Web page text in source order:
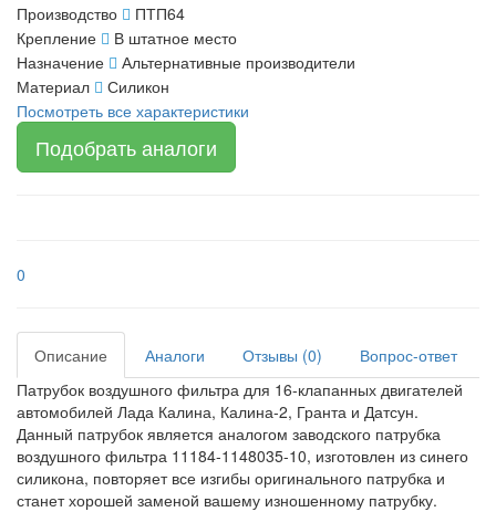
Производство
ПТП64
Крепление
В штатное место
Назначение
Альтернативные производители
Материал
Силикон
Посмотреть все характеристики
Подобрать аналоги
0
Описание Аналоги Отзывы (0)
Вопрос-ответ
Патрубок воздушного фильтра для 16-клапанных двигателей
автомобилей Лада Калина, Калина-2, Гранта и Датсун.
Данный патрубок является аналогом заводского патрубка
воздушного фильтра 11184-1148035-10, изготовлен из синего
силикона, повторяет все изгибы оригинального патрубка и
станет хорошей заменой вашему изношенному патрубку.